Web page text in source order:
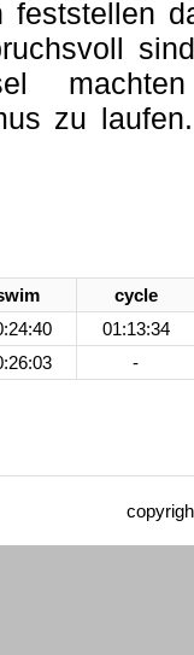
feststellen
zu
cycle
01:13:34
-